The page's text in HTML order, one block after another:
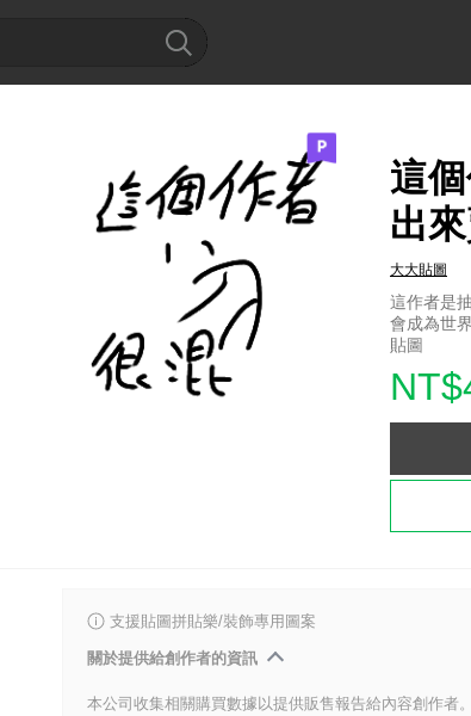
這
出
大大貼圖
這作者是
會成為世
貼圖
支援貼圖拼貼樂/裝飾專用圖案
關於提供給創作者的資訊
本公司收集相關購買數據以提供販售報告給內容創作者。